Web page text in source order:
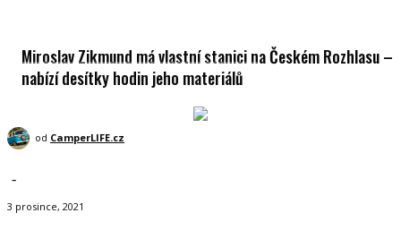
Miroslav Zikmund má vlastní stanici na Českém Rozhlasu –
nabízí desítky hodin jeho materiálů
od CamperLIFE.cz
-
3 prosince, 2021